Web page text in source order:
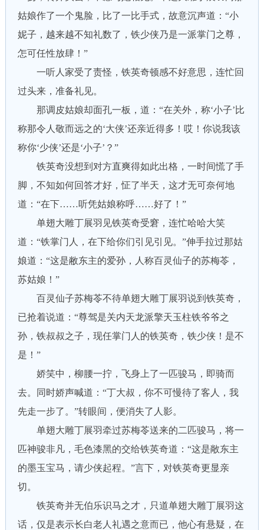
姑娘作了一个鬼脸，比了一比手式，故意沉声道：“小
妮子，越来越不知礼数了，铁少侠乃是一派掌门之尊，
怎可任性放肆！”
一听人家受了责怪，铁英奇顿感不好意思，连忙回
过头来，准备礼见。
那调皮姑娘却面孔一板，道：“在关外，称‘小子’比
称那令人敬而远之的‘大侠’还亲近得多！哎！你说我该
称你‘少侠’还是‘小子’？”
铁英奇没想到对方直爽得如此出格，一时间慌了手
脚，不知如何回答才好，怔了半天，这才无可奈何地
道：“在下……听凭姑娘称呼……好了！”
单翅大雕丁展羽见铁英奇受窘，连忙哈哈大笑
道：“铁掌门人，在下给你们引见引见。”伸手拉过那姑
娘道：“这是敝东主的爱孙，人称百灵仙子的苏梅苓，
苏姑娘！”
百灵仙子苏梅苓不待单翅大雕丁展羽说到铁英奇，
已抢着说道：“尊驾是关内天龙派擎天玉柱铁爷爷之
孙，铁叔叔之子，现任掌门人的铁英奇，铁少侠！是不
是！”
娇笑中，柳腰一拧，飞身上了一匹骏马，即骑而
去。同时娇声喊道：“丁大叔，你不可慢待了客人，我
先走一步了。”转眼间，便消失了人影。
单翅大雕丁展羽牵过苏梅苓送来的二匹骏马，将一
匹神骏非凡，毛色漆黑的交给铁英奇道：“这是敞东主
的墨玉宝马，请少侠起程。”言下，对铁英奇更显亲
切。
铁英奇并无伯乐识马之才，只道单翅大雕丁展羽这
话，仅是表示长白老人礼遇之意而已，他心有悬疑，在